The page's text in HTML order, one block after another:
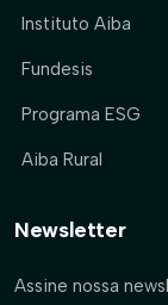
Instituto Aiba
Fundesis
Programa ESG
Aiba Rural
Newsletter
Assine nossa